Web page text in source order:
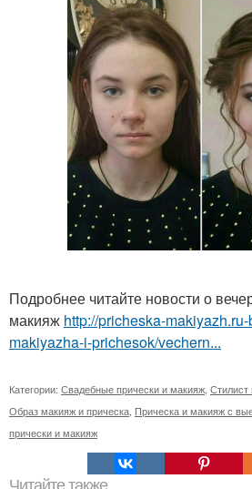
Подробнее читайте новости о
макияж http://pricheska-
makiyazha-i-prichesok/vechern...
Категории: Свадебные прически и макияж,
Образ макияж и прическа, Прическа и макияж с
прически и макияж